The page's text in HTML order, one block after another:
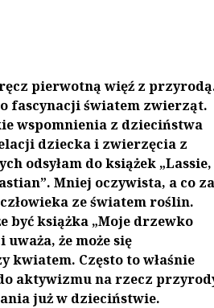
pierwotną więź z
fascynacji światem zwierząt.
wspomnienia z dzieciństwa
dziecka i zwierzęcia z
odsyłam do książek „Lassie,
Mniej oczywista, a co za
ze światem roślin.
książka „Moje drzewko
że może się
kwiatem. Często to właśnie
aktywizmu na rzecz
już w dzieciństwie.